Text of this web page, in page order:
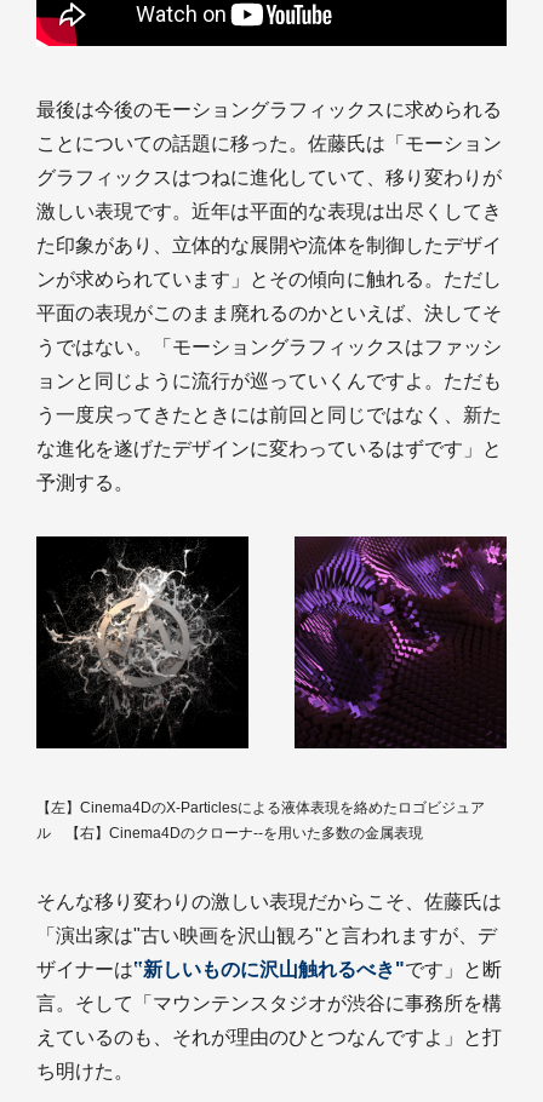
最後は今後のモーショングラフィックスに求められる
ことについての話題に移った。佐藤氏は「モーション
グラフィックスはつねに進化していて、移り変わりが
激しい表現です。近年は平面的な表現は出尽くしてき
た印象があり、立体的な展開や流体を制御したデザイ
ンが求められています」とその傾向に触れる。ただし
平面の表現がこのまま廃れるのかといえば、決してそ
うではない。「モーショングラフィックスはファッシ
ョンと同じように流行が巡っていくんですよ。ただも
う一度戻ってきたときには前回と同じではなく、新た
な進化を遂げたデザインに変わっているはずです」と
予測する。
【左】Cinema4DのX-Particlesによる液体表現を絡めたロゴビジュア
ル 【右】Cinema4Dのクローナ--を用いた多数の金属表現
そんな移り変わりの激しい表現だからこそ、佐藤氏は
「演出家は"古い映画を沢山観ろ"と言われますが、デ
ザイナーは‟新しいものに沢山触れるべき"です」と断
言。そして「マウンテンスタジオが渋谷に事務所を構
えているのも、それが理由のひとつなんですよ」と打
ち明けた。